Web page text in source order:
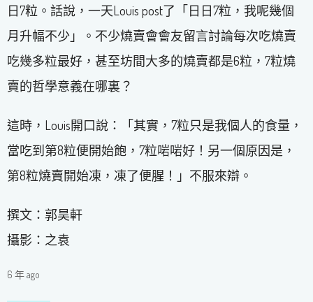
日7粒。話說，一天Louis post了「日日7粒，我呢幾個
月升幅不少」。不少燒賣會會友留言討論每次吃燒賣
吃幾多粒最好，甚至坊間大多的燒賣都是6粒，7粒燒
賣的哲學意義在哪裏？
這時，Louis開口說：「其實，7粒只是我個人的食量，
當吃到第8粒便開始飽，7粒啱啱好！另一個原因是，
第8粒燒賣開始凍，凍了便腥！」不服來辯。
撰文：郭昊軒
攝影：之袁
6 年 ago